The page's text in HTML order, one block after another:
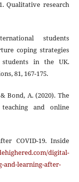
Qualitative research
students
coping strategies
students in the UK.
81, 167-175.
Bond, A. (2020). The
and online
COVID‐19. Inside
digital-
and-learning-after-